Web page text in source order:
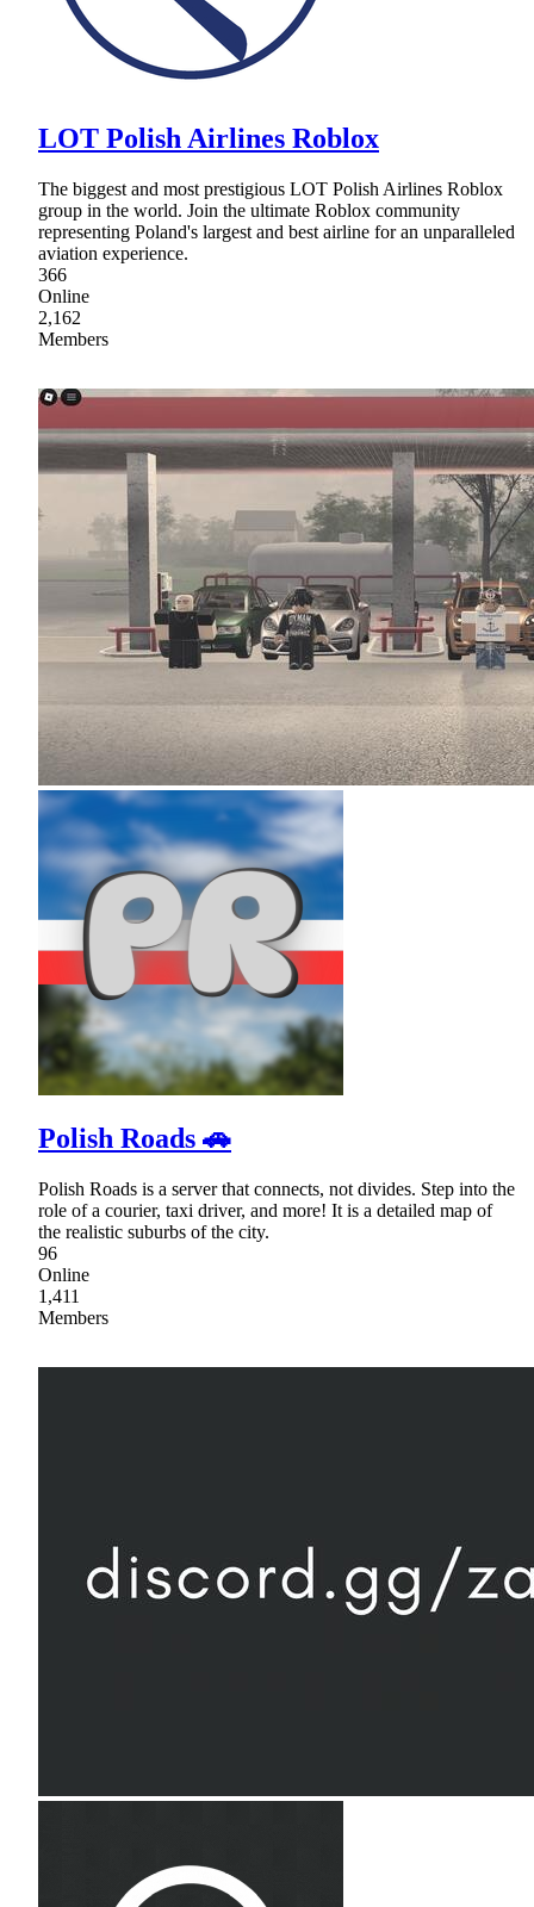
LOT Polish Airlines Roblox
The biggest and most prestigious LOT Polish Airlines Roblox
group in the world. Join the ultimate Roblox community
representing Poland's largest and best airline for an unparalleled
aviation experience.
366
Online
2,162
Members
Polish Roads 🚗
Polish Roads is a server that connects, not divides. Step into the
role of a courier, taxi driver, and more! It is a detailed map of
the realistic suburbs of the city.
96
Online
1,411
Members